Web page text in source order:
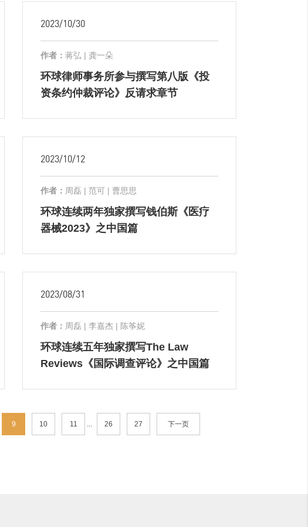
2023/10/30
作者： 蒋弘 | 龚一朵
环球律师事务所参与撰写第八版《投
资条约仲裁评论》反请求章节
2023/10/12
作者： 周磊 | 范可 | 曹思思
环球连续两年独家撰写钱伯斯《医疗
器械2023》之中国篇
2023/08/31
作者： 周磊 | 李嘉杰 | 陈筝妮
环球连续五年独家撰写The Law
Reviews《国际调查评论》之中国篇
9 10 11 ... 26 27 下一页